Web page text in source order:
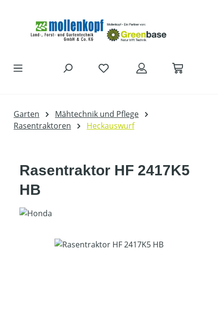
Garten
Mähtechnik und Pflege
Rasentraktoren
Heckauswurf
Rasentraktor HF 2417K5
HB
Bildergalerie überspringen